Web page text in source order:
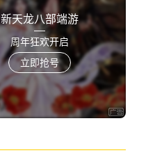
逆战：未来
动作 第一人称射击 多人联机
新天龙八部端游
周年狂欢开启
立即抢号